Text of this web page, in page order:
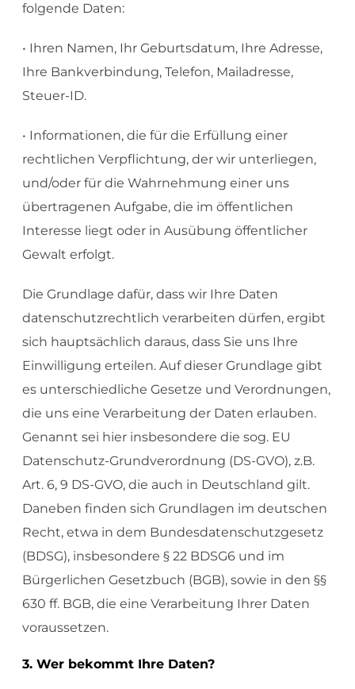
folgende Daten:
• Ihren Namen, Ihr Geburtsdatum, Ihre Adresse,
Ihre Bankverbindung, Telefon, Mailadresse,
Steuer-ID.
• Informationen, die für die Erfüllung einer
rechtlichen Verpflichtung, der wir unterliegen,
und/oder für die Wahrnehmung einer uns
übertragenen Aufgabe, die im öffentlichen
Interesse liegt oder in Ausübung öffentlicher
Gewalt erfolgt.
Die Grundlage dafür, dass wir Ihre Daten
datenschutzrechtlich verarbeiten dürfen, ergibt
sich hauptsächlich daraus, dass Sie uns Ihre
Einwilligung erteilen. Auf dieser Grundlage gibt
es unterschiedliche Gesetze und Verordnungen,
die uns eine Verarbeitung der Daten erlauben.
Genannt sei hier insbesondere die sog. EU
Datenschutz-Grundverordnung (DS-GVO), z.B.
Art. 6, 9 DS-GVO, die auch in Deutschland gilt.
Daneben finden sich Grundlagen im deutschen
Recht, etwa in dem Bundesdatenschutzgesetz
(BDSG), insbesondere § 22 BDSG6 und im
Bürgerlichen Gesetzbuch (BGB), sowie in den §§
630 ff. BGB, die eine Verarbeitung Ihrer Daten
voraussetzen.
3. Wer bekommt Ihre Daten?